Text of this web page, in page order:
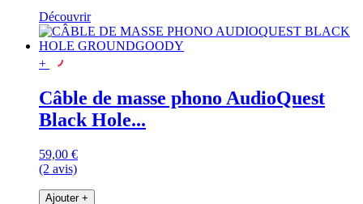
Découvrir
+
Câble de masse phono AudioQuest
Black Hole...
59,00 €
(2 avis)
Ajouter +